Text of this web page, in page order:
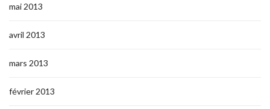
mai 2013
avril 2013
mars 2013
février 2013